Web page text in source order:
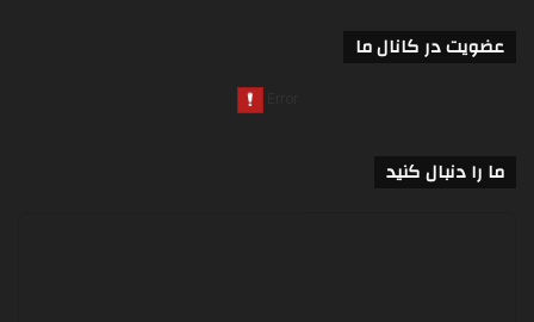
عضویت در کانال ما
ما را دنبال کنید